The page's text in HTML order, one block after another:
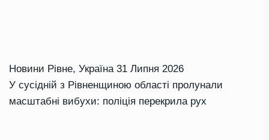
Новини Рівне, Україна 31 Липня 2026
У сусідній з Рівненщиною області пролунали
масштабні вибухи: поліція перекрила рух